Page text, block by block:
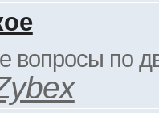
вопросы по